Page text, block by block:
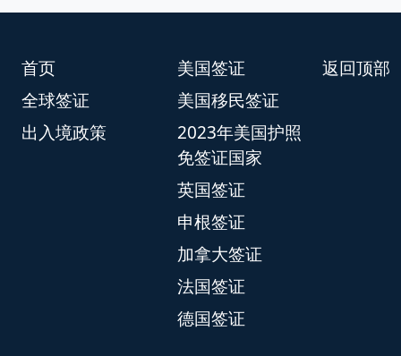
返回顶部
首页
全球签证
出入境政策
美国签证
美国移民签证
2023年美国护照
免签证国家
英国签证
申根签证
加拿大签证
法国签证
德国签证